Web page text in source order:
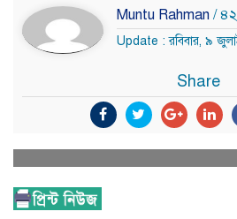
Muntu Rahman /
Update : রবিবার, ৯
Share